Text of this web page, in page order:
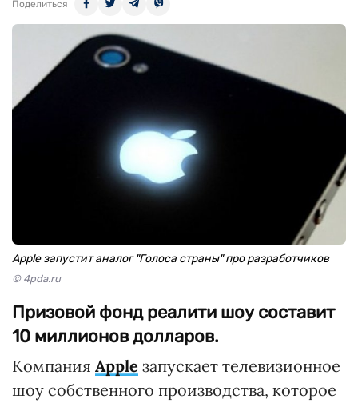
Поделиться
Apple запустит аналог "Голоса страны" про разработчиков
© 4pda.ru
Призовой фонд реалити шоу составит
10 миллионов долларов.
Компания Apple запускает телевизионное
шоу собственного производства, которое